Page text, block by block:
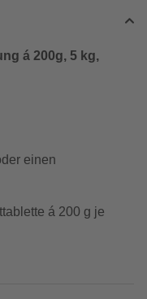
á 200g, 5 kg,
einen
á 200 g je